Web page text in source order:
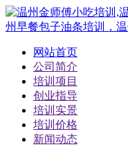
网站首页
公司简介
培训项目
创业指导
培训实景
培训价格
新闻动态